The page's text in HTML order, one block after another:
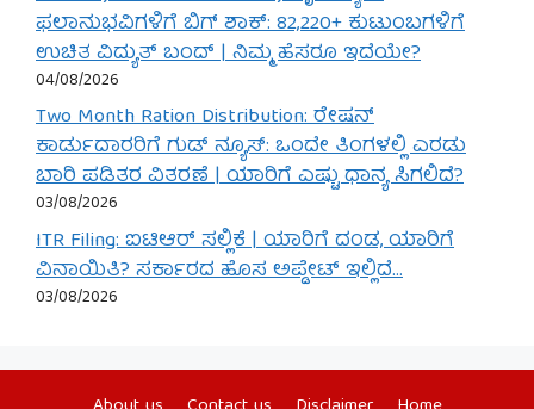
ಫಲಾನುಭವಿಗಳಿಗೆ ಬಿಗ್ ಶಾಕ್: 82,220+ ಕುಟುಂಬಗಳಿಗೆ
ಉಚಿತ ವಿದ್ಯುತ್ ಬಂದ್ | ನಿಮ್ಮ ಹೆಸರೂ ಇದೆಯೇ?
04/08/2026
Two Month Ration Distribution: ರೇಷನ್
ಕಾರ್ಡುದಾರರಿಗೆ ಗುಡ್ ನ್ಯೂಸ್: ಒಂದೇ ತಿಂಗಳಲ್ಲಿ ಎರಡು
ಬಾರಿ ಪಡಿತರ ವಿತರಣೆ | ಯಾರಿಗೆ ಎಷ್ಟು ಧಾನ್ಯ ಸಿಗಲಿದೆ?
03/08/2026
ITR Filing: ಐಟಿಆರ್ ಸಲ್ಲಿಕೆ | ಯಾರಿಗೆ ದಂಡ, ಯಾರಿಗೆ
ವಿನಾಯಿತಿ? ಸರ್ಕಾರದ ಹೊಸ ಅಪ್ಡೇಟ್ ಇಲ್ಲಿದೆ…
03/08/2026